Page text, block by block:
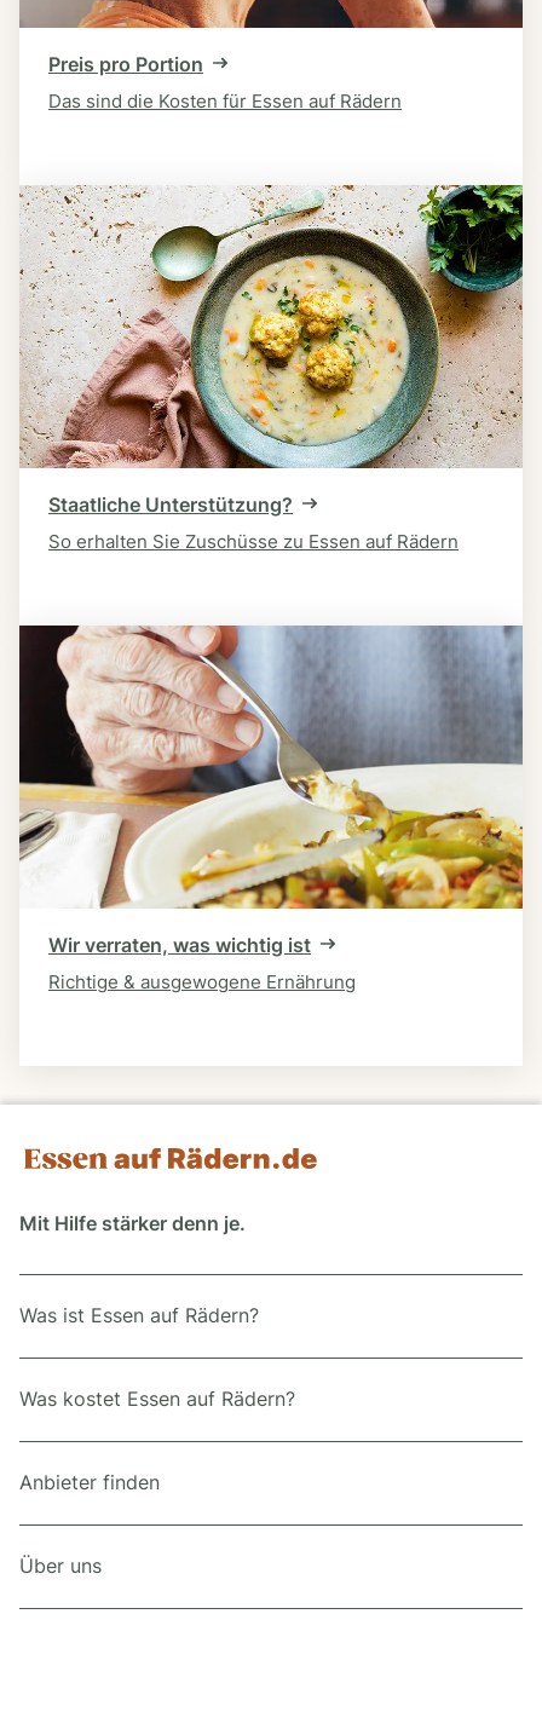
Preis pro Portion
Das sind die Kosten für Essen auf Rädern
Staatliche Unterstützung?
So erhalten Sie Zuschüsse zu Essen auf Rädern
Wir verraten, was wichtig ist
Richtige & ausgewogene Ernährung
Mit Hilfe stärker denn je.
Was ist Essen auf Rädern?
Was kostet Essen auf Rädern?
Anbieter finden
Über uns